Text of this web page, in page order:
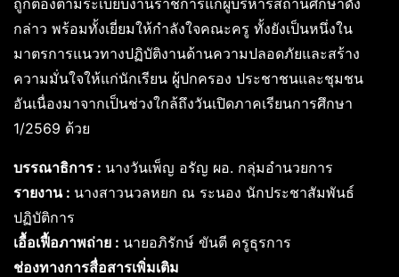
ถูกต้องตามระเบียบงานราชการแก่ผู้บริหารสถานศึกษาดัง
กล่าว พร้อมทั้งเยี่ยมให้กำลังใจคณะครู ทั้งยังเป็นหนึ่งใน
มาตรการแนวทางปฏิบัติงานด้านความปลอดภัยและสร้าง
ความมั่นใจให้แก่นักเรียน ผู้ปกครอง ประชาชนและชุมชน
อันเนื่องมาจากเป็นช่วงใกล้ถึงวันเปิดภาคเรียนการศึกษา
1/2569 ด้วย
บรรณาธิการ : นางวันเพ็ญ อรัญ ผอ. กลุ่มอำนวยการ
รายงาน : นางสาวนวลหยก ณ ระนอง นักประชาสัมพันธ์
ปฏิบัติการ
เอื้อเฟื้อภาพถ่าย : นายอภิรักษ์ ขันตี ครูธุรการ
ช่องทางการสื่อสารเพิ่มเติม